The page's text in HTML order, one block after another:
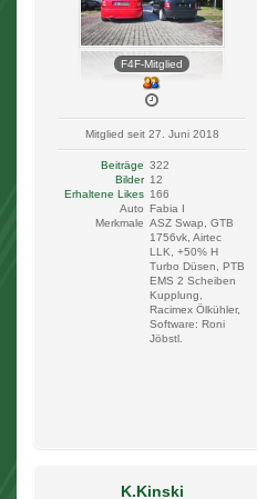
F4F-Mitglied
Mitglied seit 27. Juni 2018
Beiträge 322
Bilder 12
Erhaltene Likes 166
Auto Fabia I
Merkmale ASZ Swap, GTB
1756vk, Airtec
LLK, +50% H
Turbo Düsen, PTB
EMS 2 Scheiben
Kupplung,
Racimex Ölkühler,
Software: Roni
Jöbstl.
K.Kinski